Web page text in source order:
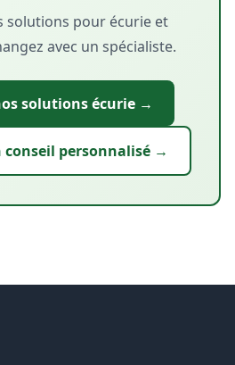
solutions pour écurie et
avec un spécialiste.
solutions écurie →
conseil personnalisé →